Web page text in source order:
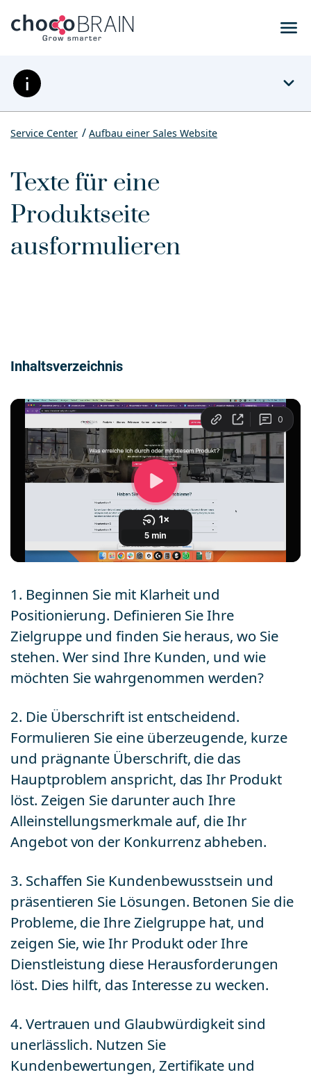
menu
expand_more
Service Center Aufbau einer Sales Website
Texte für eine
Produktseite
ausformulieren
Inhaltsverzeichnis
1. Beginnen Sie mit Klarheit und
Positionierung. Definieren Sie Ihre
Zielgruppe und finden Sie heraus, wo Sie
stehen. Wer sind Ihre Kunden, und wie
möchten Sie wahrgenommen werden?
2. Die Überschrift ist entscheidend.
Formulieren Sie eine überzeugende, kurze
und prägnante Überschrift, die das
Hauptproblem anspricht, das Ihr Produkt
löst. Zeigen Sie darunter auch Ihre
Alleinstellungsmerkmale auf, die Ihr
Angebot von der Konkurrenz abheben.
3. Schaffen Sie Kundenbewusstsein und
präsentieren Sie Lösungen. Betonen Sie die
Probleme, die Ihre Zielgruppe hat, und
zeigen Sie, wie Ihr Produkt oder Ihre
Dienstleistung diese Herausforderungen
löst. Dies hilft, das Interesse zu wecken.
4. Vertrauen und Glaubwürdigkeit sind
unerlässlich. Nutzen Sie
Kundenbewertungen, Zertifikate und